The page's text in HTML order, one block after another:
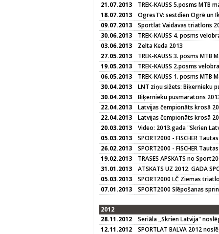
21.07.2013
TREK-KAUSS 5.posms MTB
18.07.2013
OgresTV: sestdien Ogrē un
09.07.2013
Sportlat Vaidavas triatlons
30.06.2013
TREK-KAUSS 4. posms
03.06.2013
Zelta Keda 2013
27.05.2013
TREK-KAUSS 3. posms MTB
19.05.2013
TREK-KAUSS 2.posms
06.05.2013
TREK-KAUSS 1. posms MTB
30.04.2013
LNT ziņu sižets: Biķernieku
30.04.2013
Biķernieku pusmaratons
22.04.2013
Latvijas čempionāts krosā
22.04.2013
Latvijas čempionāts krosā
20.03.2013
Video: 2013.gada "Skrien
05.03.2013
SPORT2000 - FISCHER
26.02.2013
SPORT2000 - FISCHER
19.02.2013
TRASES APSKATS no
31.01.2013
ATSKATS UZ 2012. GADA
05.03.2013
SPORT2000 LČ Ziemas
07.01.2013
SPORT2000 Slēpošanas
2012
28.11.2012
Seriāla „Skrien Latvija"
12.11.2012
SPORTLAT BALVA 2012